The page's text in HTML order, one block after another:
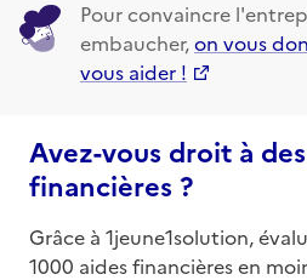
Pour convaincre
embaucher,on vous
vous aider !
Avez-vous droit à
financières ?
Grâce à 1jeune1solution,
1000 aides financières en